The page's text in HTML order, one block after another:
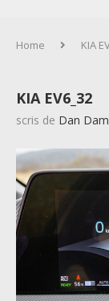
Home KIA
KIA EV6_32
scris de Dan